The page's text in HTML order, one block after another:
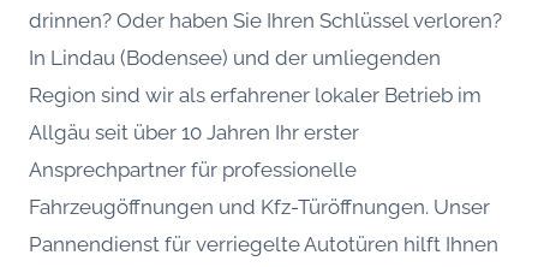
drinnen? Oder haben Sie Ihren Schlüssel verloren?
In Lindau (Bodensee) und der umliegenden
Region sind wir als erfahrener lokaler Betrieb im
Allgäu seit über 10 Jahren Ihr erster
Ansprechpartner für professionelle
Fahrzeugöffnungen und Kfz-Türöffnungen. Unser
Pannendienst für verriegelte Autotüren hilft Ihnen